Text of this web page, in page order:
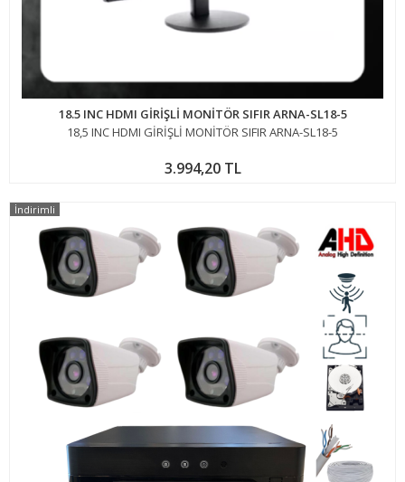
18.5 INC HDMI GİRİŞLİ MONİTÖR SIFIR ARNA-SL18-5
18,5 INC HDMI GİRİŞLİ MONİTÖR SIFIR ARNA-SL18-5
3.994,20 TL
İndirimli